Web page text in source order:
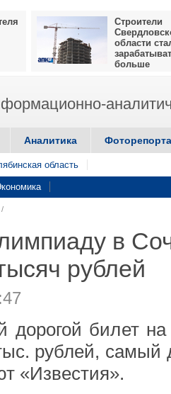
Строители
области
больше
Аналитика
область
/
в
рублей
дорогой билет
рублей,
«Известия».